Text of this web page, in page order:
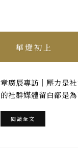
華燈初上
章廣辰專訪｜壓力是
的社群媒體留白都是
閱讀全文